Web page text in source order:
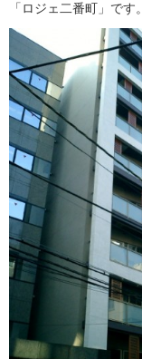
「ロジェ二番町」です。